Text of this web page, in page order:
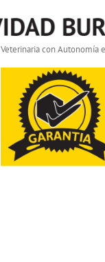
Veterinaria con Autonomía